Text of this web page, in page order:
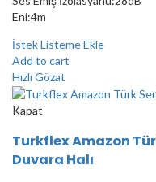
Eni:4m
İstek Listeme Ekle
Add to cart
Hızlı Gözat
Kapat
Turkflex Amazon
Duvara Halı